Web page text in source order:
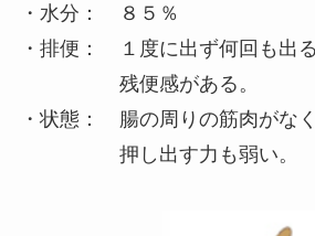
・水分： ８５％
・排便： １度に出ず何回も出る
残便感がある。
・状態： 腸の周りの筋肉がなく
押し出す力も弱い。